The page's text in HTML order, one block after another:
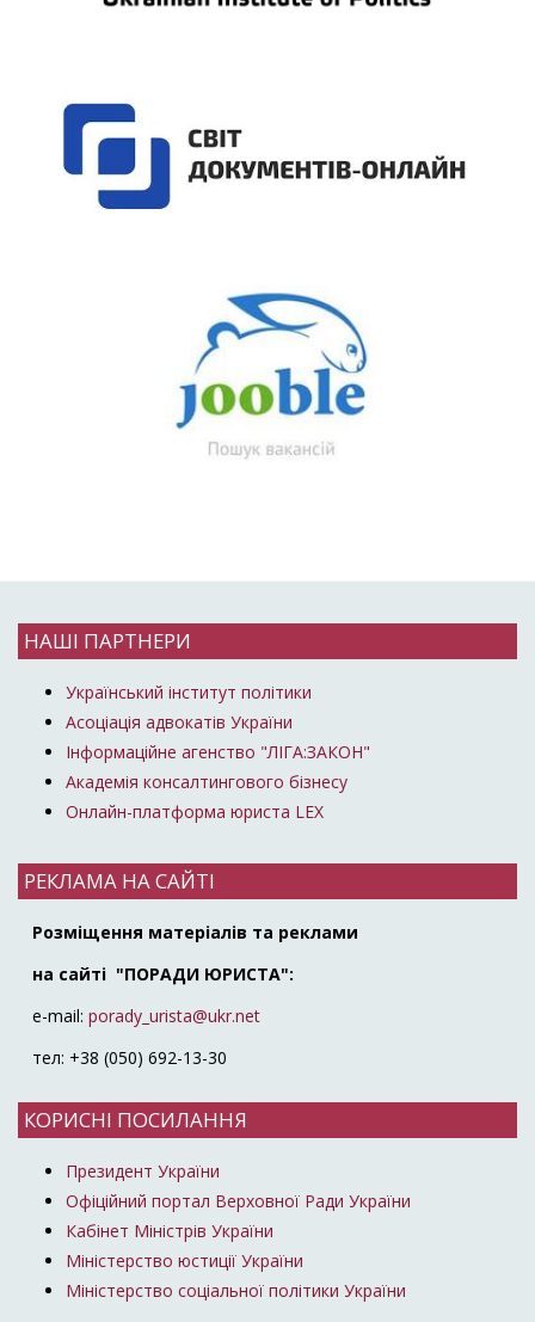
НАШІ ПАРТНЕРИ
Український інститут політики
Асоціація адвокатів України
Інформаційне агенство "ЛІГА:ЗАКОН"
Академія консалтингового бізнесу
Онлайн-платформа юриста LEX
РЕКЛАМА НА САЙТІ
Розміщення матеріалів та реклами
на сайті "ПОРАДИ ЮРИСТА":
e-mail: porady_urista@ukr.net
тел: +38 (050) 692-13-30
КОРИСНІ ПОСИЛАННЯ
Президент України
Офіційний портал Верховної Ради України
Кабінет Міністрів України
Міністерство юстиції України
Міністерство соціальної політики України